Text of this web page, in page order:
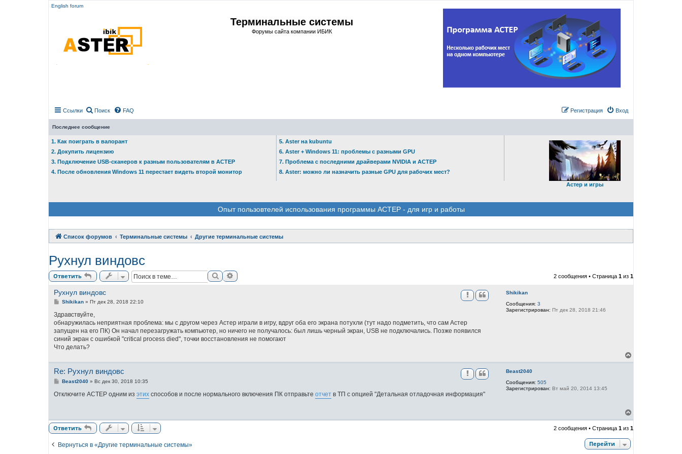
English forum
Терминальные системы
Форумы сайта компании ИБИК
Ссылки Поиск FAQ Вход
Регистрация
Последнее сообщение
1. Как поиграть в валорант
2. Докупить лицензию
3. Подключение USB-сканеров к разным пользователям в АСТЕР
4. После обновления Windows 11 перестает видеть второй монитор
5. Aster на kubuntu
6. Aster + Windows 11: проблемы с разными GPU
7. Проблема с последними драйверами NVIDIA и АСТЕР
8. Aster: можно ли назначить разные GPU для рабочих мест?
Астер и игры
Опыт пользовтелей использования программы АСТЕР - для игр и работы
Список форумов Терминальные системы Другие терминальные системы
Рухнул виндовс
Ответить ПоискРасширенный поиск 2 сообщения • Страница 1 из 1
Shikikan
Сообщения: 3
Зарегистрирован: Пт дек 28, 2018 21:46
Рухнул виндовс
С
о
б
щ
е
н
е
Shikikan» Пт дек 28, 2018 22:10
Здравствуйте,
обнаружилась неприятная проблема: мы с другом через Астер играли в игру, вдруг оба его экрана потухли (тут надо подметить, что сам Астер
запущен на его ПК) Он начал перезагружать компьютер, но ничего не получалось: был лишь черный экран, USB не подключались. Позже появился
синий экран с ошибкой "critical process died", точки восстановления не помогают
Что делать?
е
Beast2040
Сообщения: 505
Зарегистрирован: Вт май 20, 2014 13:45
Re: Рухнул виндовс
С
о
и
е
Beast2040» Вс дек 30, 2018 10:35
Отключите АСТЕР одним из этих способов и после нормального включения ПК отправьте отчет в ТП с опцией "Детальная отладочная информация"
е
Ответить 2 сообщения • Страница 1 из 1
Вернуться в «Другие терминальные системы» Перейти